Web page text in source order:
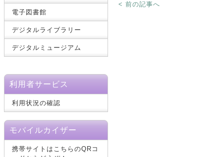
電子図書館
デジタルライブラリー
デジタルミュージアム
利用者サービス
利用状況の確認
モバイルカイザー
携帯サイトはこちらのQRコ
< 前の記事へ